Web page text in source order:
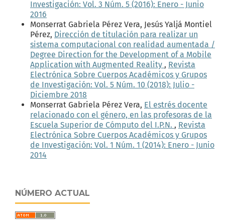
Investigación: Vol. 3 Núm. 5 (2016): Enero - Junio
2016
Monserrat Gabriela Pérez Vera, Jesús Yaljá Montiel
Pérez, Dirección de titulación para realizar un
sistema computacional con realidad aumentada /
Degree Direction for the Development of a Mobile
Application with Augmented Reality , Revista
Electrónica Sobre Cuerpos Académicos y Grupos
de Investigación: Vol. 5 Núm. 10 (2018): Julio -
Diciembre 2018
Monserrat Gabriela Pérez Vera, El estrés docente
relacionado con el género, en las profesoras de la
Escuela Superior de Cómputo del I.P.N. , Revista
Electrónica Sobre Cuerpos Académicos y Grupos
de Investigación: Vol. 1 Núm. 1 (2014): Enero - Junio
2014
NÚMERO ACTUAL